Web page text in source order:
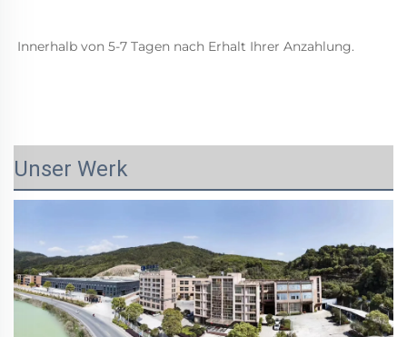
Innerhalb von 5-7 Tagen nach Erhalt Ihrer Anzahlung.
Unser Werk